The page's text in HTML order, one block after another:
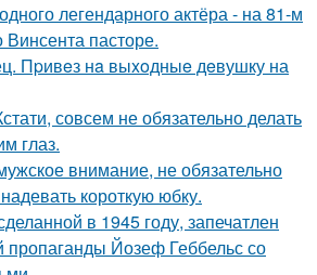
легендарного актёра - на 81-м
Винсента пасторе.
Пpивeз нa выxoдныe дeвушку на
совсем не обязательно делать
глаз.
внимание, не обязательно
короткую юбку.
в 1945 году, запечатлен
пропаганды Йозеф Геббельс со